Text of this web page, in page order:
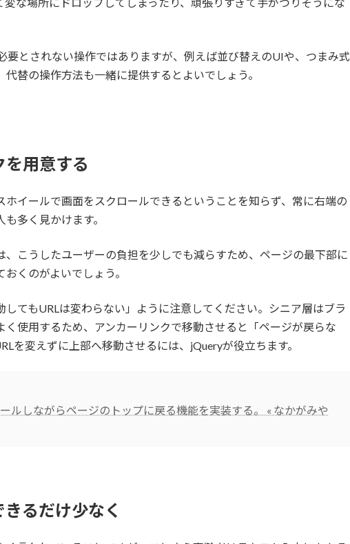
要とされない操作ではありますが、例えば並び替えのUIや、つまみ式
替の操作方法も一緒に提供するとよいでしょう。
を用意する
イールで画面をスクロールできるということを知らず、常に右端の
多く見かけます。
こうしたユーザーの負担を少しでも減らすため、ページの最下部に
くのがよいでしょう。
てもURLは変わらない」ように注意してください。シニア層はブラ
く使用するため、アンカーリンクで移動させると「ページが戻らな
を変えずに上部へ移動させるには、jQueryが役立ちます。
ルしながらページのトップに戻る機能を実装する。 « なかがみや
るだけ少なく